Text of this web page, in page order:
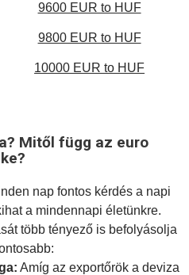
9600 EUR to HUF
9800 EUR to HUF
10000 EUR to HUF
Mitől függ az euro
nap fontos kérdés a napi
a mindennapi életünkre.
több tényező is befolyásolja
Amíg az exportőrök a deviza